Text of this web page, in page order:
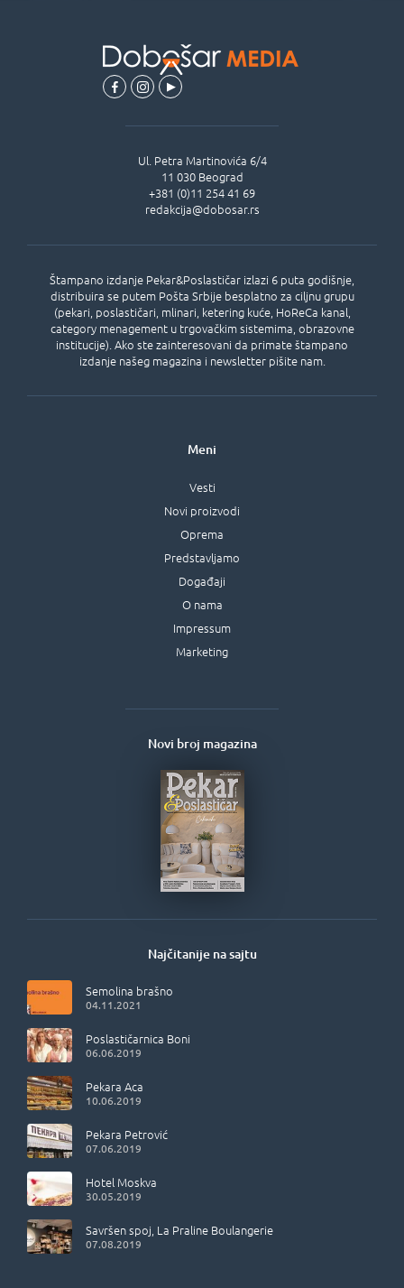
Štampano izdanje Pekar&Poslastičar izlazi 6 puta godišnje,
distribuira se putem Pošta Srbije besplatno za ciljnu grupu
(pekari, poslastičari, mlinari, ketering kuće, HoReCa kanal,
category menagement u trgovačkim sistemima, obrazovne
institucije). Ako ste zainteresovani da primate štampano
izdanje našeg magazina i newsletter pišite nam.
Ul. Petra Martinovića 6/4
11 030 Beograd
+381 (0)11 254 41 69
redakcija@dobosar.rs
Meni
Vesti
Novi proizvodi
Oprema
Predstavljamo
Događaji
O nama
Impressum
Marketing
Najčitanije na sajtu
Semolina brašno
04.11.2021
Poslastičarnica Boni
06.06.2019
Pekara Aca
10.06.2019
Pekara Petrović
07.06.2019
Hotel Moskva
30.05.2019
Savršen spoj, La Praline Boulangerie
07.08.2019
Novi broj magazina